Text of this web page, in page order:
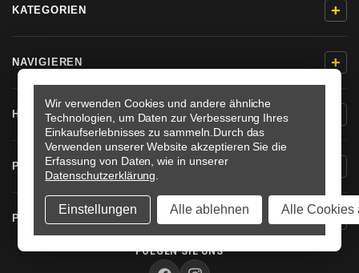
KATEGORIEN +
NAVIGIEREN +
HILFE & KONTAKT
PRODUKTINFORMATIONEN
PRO-BOLT DEUTSCHLAND +
FOLGEN SIE UNS
Wir verwenden Cookies und andere ähnliche
Technologien, um Daten zur Verbesserung Ihres
Einkaufserlebnisses zu sammeln. Durch das
Verwenden unserer Website akzeptieren Sie die
Erfassung von Daten, wie in unserer
Datenschutzerklärung
Einstellungen Alle ablehnen Alle Cookies